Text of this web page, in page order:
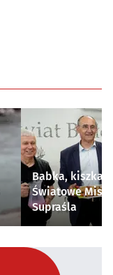
Babka, kiszka i
Światowe
Supraśla